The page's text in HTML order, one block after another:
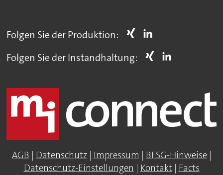
Folgen Sie der Produktion:
Folgen Sie der Instandhaltung:
AGB Datenschutz| Impressum BFSG-Hinweise|
Datenschutz-Einstellungen
Kontakt| Facts